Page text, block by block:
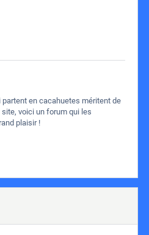
en cacahuetes méritent de
voici un forum qui les
plaisir !